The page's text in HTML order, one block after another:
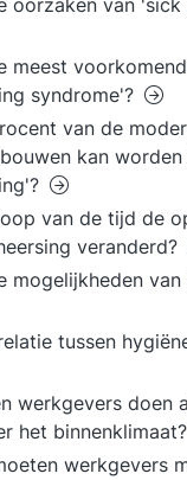
oorzaken van
meest
syndrome'?
van de
kan
van de tijd de
veranderd?
mogelijkheden
tussen
werkgevers doen
het binnenklimaat?
werkgevers